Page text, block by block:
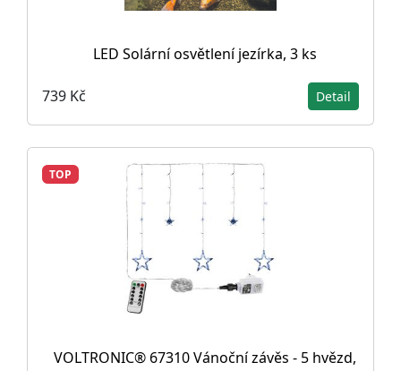
LED Solární osvětlení jezírka, 3 ks
739 Kč Detail
TOP
VOLTRONIC® 67310 Vánoční závěs - 5 hvězd,